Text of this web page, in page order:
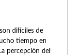
difíciles de
tiempo en
percepción del